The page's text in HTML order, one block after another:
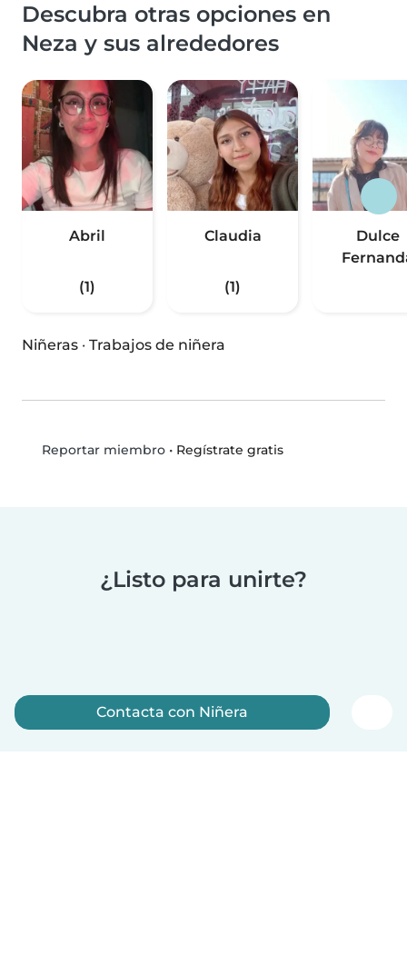
Descubra otras opciones en
Neza y sus alrededores
Abril
(1)
Claudia
(1)
Dulce
Niñeras · Trabajos de niñera
Reportar miembro• Regístrate gratis
¿Listo para unirte?
Contacta con Niñera